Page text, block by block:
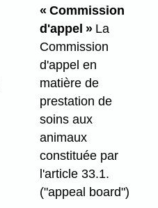
« Commission
d'appel »La
Commission
d'appel en
matière de
prestation de
soins aux
animaux
constituée par
l'article 33.1.
("appeal board")